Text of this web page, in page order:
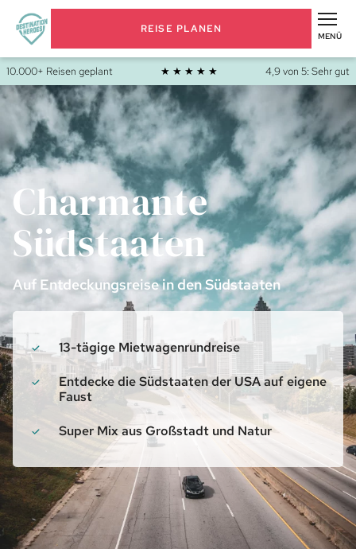
MENÜ
REISE PLANEN
10.000+ Reisen geplant ★ ★ ★ ★ ★ 4,9 von 5: Sehr gut
Charmante
Südstaaten
Auf Entdeckungsreise in den Südstaaten
13-tägige Mietwagenrundreise
Entdecke die Südstaaten der USA auf eigene
Faust
Super Mix aus Großstadt und Natur